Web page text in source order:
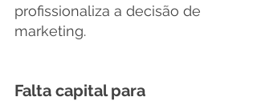
profissionaliza a decisão de
marketing.
Falta capital para